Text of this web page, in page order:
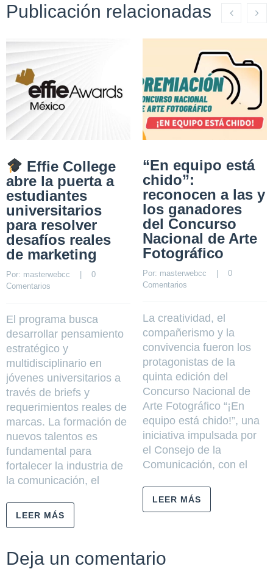
Publicación relacionadas
Effie College
abre la puerta a
estudiantes
universitarios
para resolver
desafíos reales
de marketing
Por: masterwebcc
    |
0
Comentarios
El programa busca
desarrollar pensamiento
estratégico y
multidisciplinario en
jóvenes universitarios a
través de briefs y
requerimientos reales de
marcas. La formación de
nuevos talentos es
fundamental para
fortalecer la industria de
la comunicación, el
LEER MÁS
“En equipo está
chido”:
reconocen a las y
los ganadores
del Concurso
Nacional de Arte
Fotográfico
Por: masterwebcc
0
Comentarios
La creatividad, el
compañerismo y la
convivencia fueron los
protagonistas de la
quinta edición del
Concurso Nacional de
Arte Fotográfico “¡En
equipo está chido!”, una
iniciativa impulsada por
el Consejo de la
Comunicación, con el
LEER MÁS
Deja un comentario